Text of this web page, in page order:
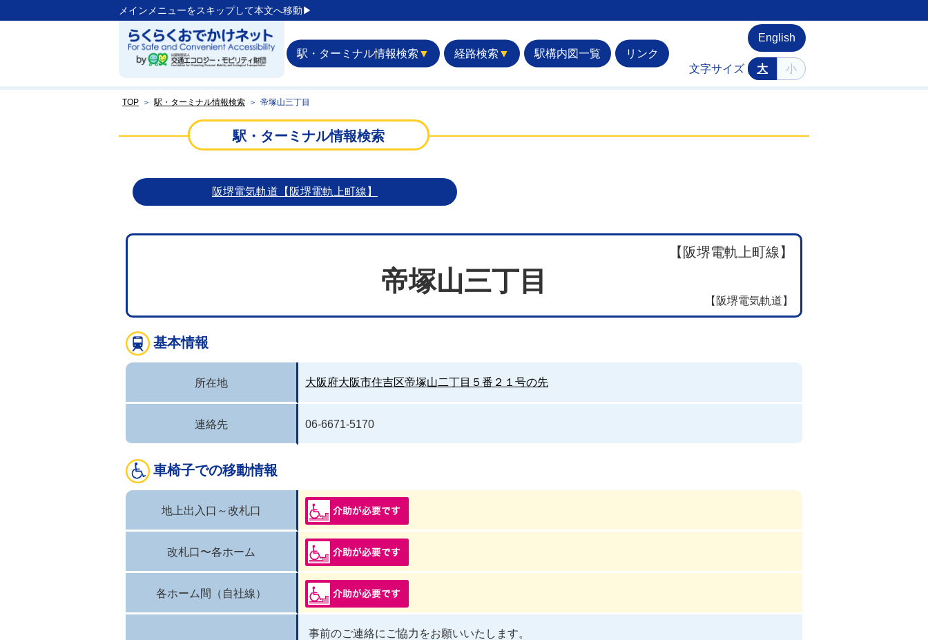
メインメニューをスキップして本文へ移動▶︎
駅・ターミナル情報検索 ▼ 経路検索 ▼ 駅構内図一覧 リンク
English
文字サイズ 大 小
TOP ＞ 駅・ターミナル情報検索 ＞ 帝塚山三丁目
駅・ターミナル情報検索
阪堺電気軌道【阪堺電軌上町線】
【阪堺電軌上町線】
帝塚山三丁目
【阪堺電気軌道】
基本情報
所在地 大阪府大阪市住吉区帝塚山二丁目５番２１号の先
連絡先 06-6671-5170
車椅子での移動情報
地上出入口～改札口
改札口〜各ホーム
各ホーム間（自社線）
事前のご連絡にご協力をお願いいたします。